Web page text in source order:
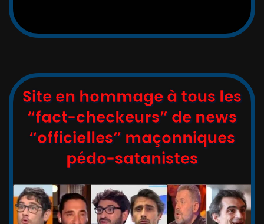
Site en hommage à tous les
“fact-checkeurs” de news
“officielles” maçonniques
pédo-satanistes